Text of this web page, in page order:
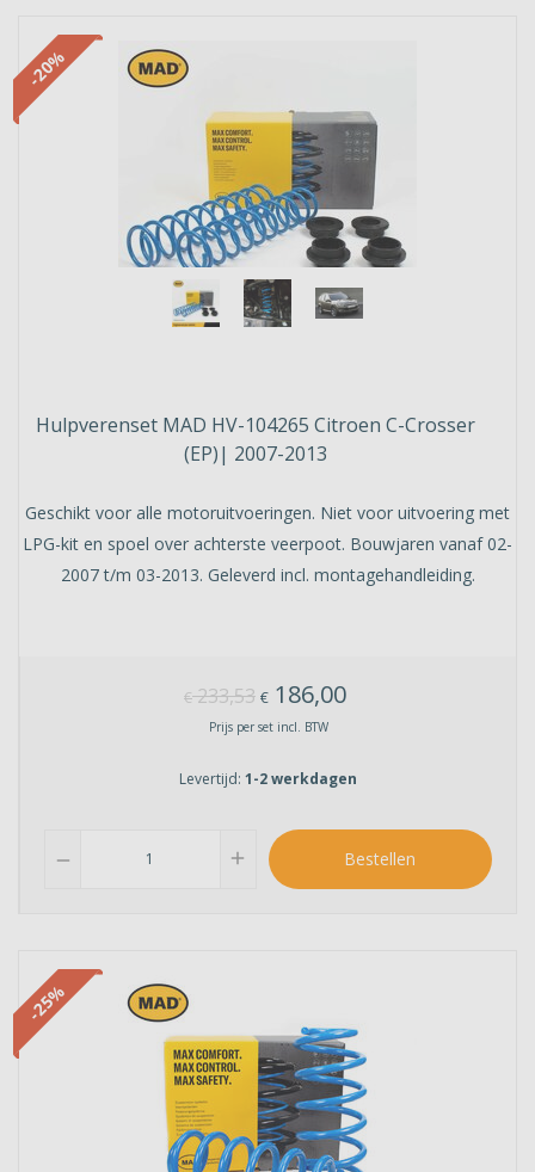
-20%
Hulpverenset MAD HV-104265 Citroen C-Crosser
(EP)| 2007-2013
Geschikt voor alle motoruitvoeringen. Niet voor uitvoering met
LPG-kit en spoel over achterste veerpoot. Bouwjaren vanaf 02-
2007 t/m 03-2013. Geleverd incl. montagehandleiding.
€233,53 € 186,00
Prijs per set incl. BTW
Levertijd: 1-2 werkdagen
remove add Bestellen
-25%